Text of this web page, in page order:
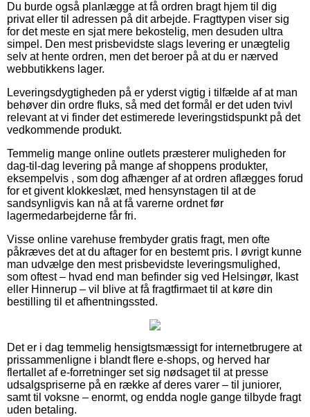
Du burde også planlægge at få ordren bragt hjem til dig
privat eller til adressen på dit arbejde. Fragttypen viser sig
for det meste en sjat mere bekostelig, men desuden ultra
simpel. Den mest prisbevidste slags levering er unægtelig
selv at hente ordren, men det beroer på at du er nærved
webbutikkens lager.
Leveringsdygtigheden på er yderst vigtig i tilfælde af at man
behøver din ordre fluks, så med det formål er det uden tvivl
relevant at vi finder det estimerede leveringstidspunkt på det
vedkommende produkt.
Temmelig mange online outlets præsterer muligheden for
dag-til-dag levering på mange af shoppens produkter,
eksempelvis , som dog afhænger af at ordren aflægges forud
for et givent klokkeslæt, med hensynstagen til at de
sandsynligvis kan nå at få varerne ordnet før
lagermedarbejderne får fri.
Visse online varehuse frembyder gratis fragt, men ofte
påkræves det at du aftager for en bestemt pris. I øvrigt kunne
man udvælge den mest prisbevidste leveringsmulighed,
som oftest – hvad end man befinder sig ved Helsingør, Ikast
eller Hinnerup – vil blive at få fragtfirmaet til at køre din
bestilling til et afhentningssted.
Det er i dag temmelig hensigtsmæssigt for internetbrugere at
prissammenligne i blandt flere e-shops, og herved har
flertallet af e-forretninger set sig nødsaget til at presse
udsalgspriserne på en række af deres varer – til juniorer,
samt til voksne – enormt, og endda nogle gange tilbyde fragt
uden betaling.